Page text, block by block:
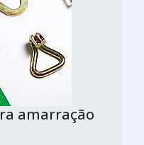
amarração